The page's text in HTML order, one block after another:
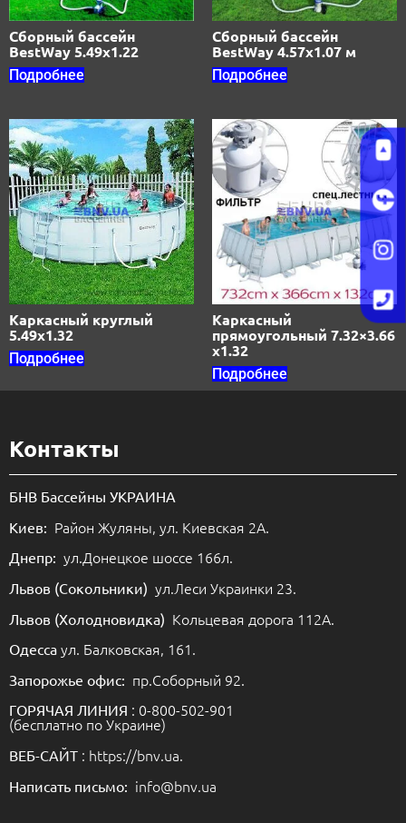
Сборный бассейн
BestWay 5.49х1.22
Подробнее
Сборный бассейн
BestWay 4.57х1.07 м
Подробнее
Каркасный круглый
5.49х1.32
Подробнее
Каркасный
прямоугольный 7.32×3.66
x1.32
Подробнее
Контакты
БНВ Бассейны УКРАИНА
Киев: Район Жуляны, ул. Киевская 2А.
Днепр: ул.Донецкое шоссе 166л.
Львов (Сокольники) ул.Леси Украинки 23.
Львов (Холодновидка) Кольцевая дорога 112А.
Одесса ул. Балковская, 161.
Запорожье офис: пр.Соборный 92.
ГОРЯЧАЯ ЛИНИЯ : 0-800-502-901
(бесплатно по Украине)
ВЕБ-САЙТ : https://bnv.ua.
Написать письмо: info@bnv.ua